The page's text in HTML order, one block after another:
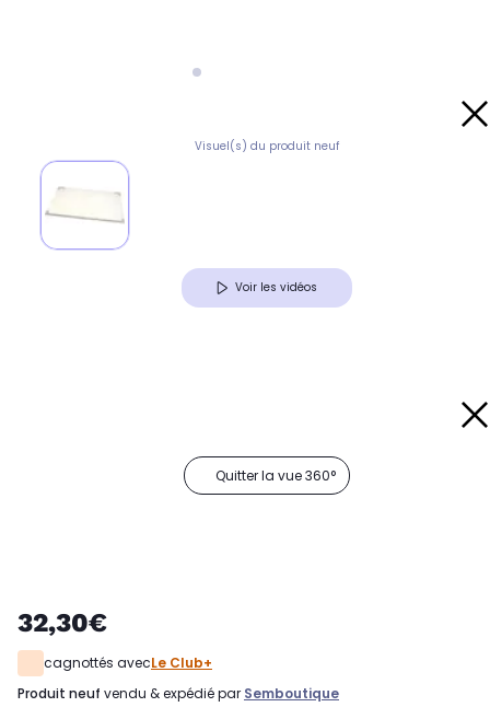
Visuel(s) du produit neuf
Voir les vidéos
Quitter la vue 360°
32,30€
cagnottés avecLe Club+
produit neuf vendu & expédié par Semboutique